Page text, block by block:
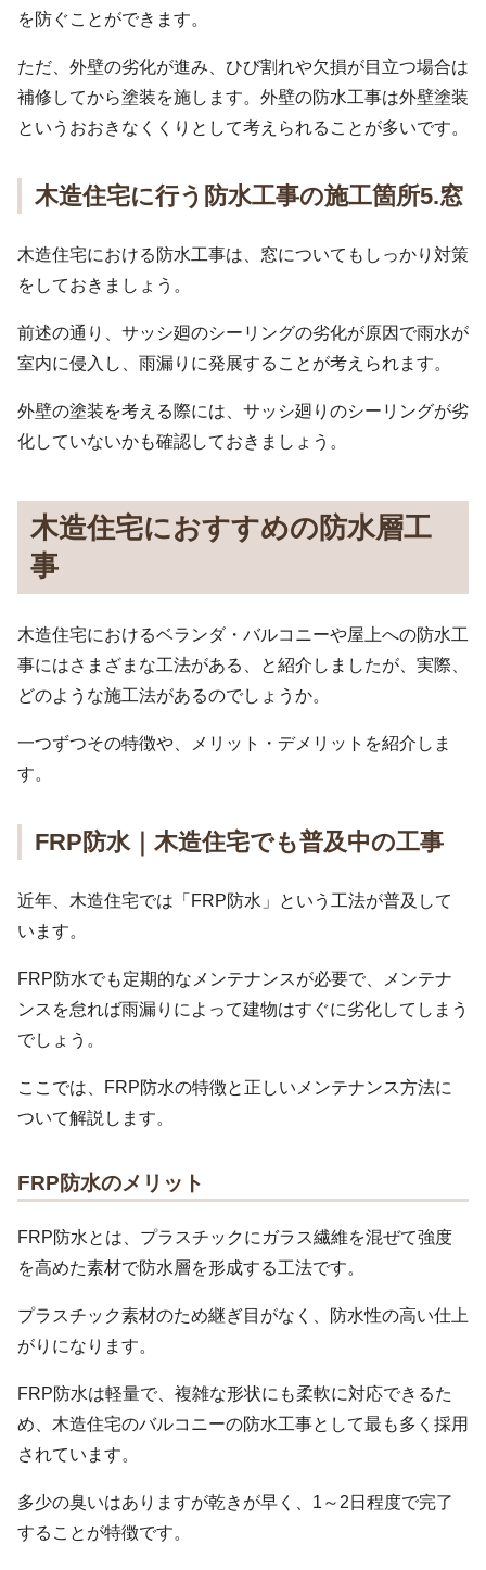
を防ぐことができます。
ただ、外壁の劣化が進み、ひび割れや欠損が目立つ場合は
補修してから塗装を施します。外壁の防水工事は外壁塗装
というおおきなくくりとして考えられることが多いです。
木造住宅に行う防水工事の施工箇所5.窓
木造住宅における防水工事は、窓についてもしっかり対策
をしておきましょう。
前述の通り、サッシ廻のシーリングの劣化が原因で雨水が
室内に侵入し、雨漏りに発展することが考えられます。
外壁の塗装を考える際には、サッシ廻りのシーリングが劣
化していないかも確認しておきましょう。
木造住宅におすすめの防水層工
事
木造住宅におけるベランダ・バルコニーや屋上への防水工
事にはさまざまな工法がある、と紹介しましたが、実際、
どのような施工法があるのでしょうか。
一つずつその特徴や、メリット・デメリットを紹介しま
す。
FRP防水｜木造住宅でも普及中の工事
近年、木造住宅では「FRP防水」という工法が普及して
います。
FRP防水でも定期的なメンテナンスが必要で、メンテナ
ンスを怠れば雨漏りによって建物はすぐに劣化してしまう
でしょう。
ここでは、FRP防水の特徴と正しいメンテナンス方法に
ついて解説します。
FRP防水のメリット
FRP防水とは、プラスチックにガラス繊維を混ぜて強度
を高めた素材で防水層を形成する工法です。
プラスチック素材のため継ぎ目がなく、防水性の高い仕上
がりになります。
FRP防水は軽量で、複雑な形状にも柔軟に対応できるた
め、木造住宅のバルコニーの防水工事として最も多く採用
されています。
多少の臭いはありますが乾きが早く、1～2日程度で完了
することが特徴です。